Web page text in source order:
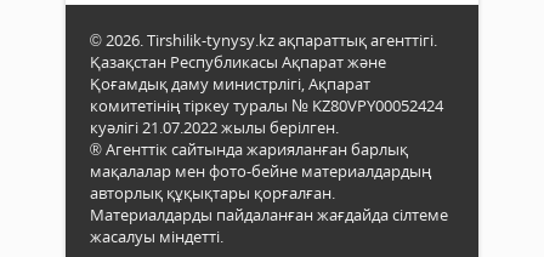
© 2026. Tirshilik-tynysy.kz ақпараттық агенттігі.
Қазақстан Республикасы Ақпарат және
Қоғамдық даму министрлігі, Ақпарат
комитетінің тіркеу туралы № KZ80VPY00052424
куәлігі 21.07.2022 жылы берілген.
® Агенттік сайтында жарияланған барлық
мақалалар мен фото-бейне материалдардың
авторлық құқықтары қорғалған.
Материалдарды пайдаланған жағдайда сілтеме
жасалуы міндетті.